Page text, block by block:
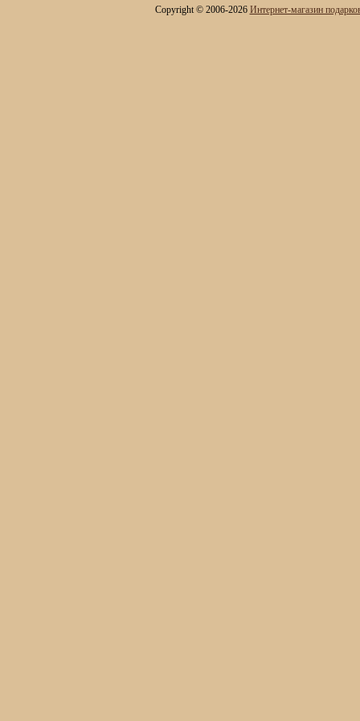
Copyright © 2006-2026 Интернет-магазин